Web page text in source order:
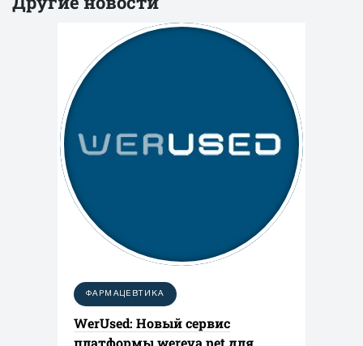
ФАРМАЦЕВТИКА
WerUsed: Новый сервис
платформы wereva.net для